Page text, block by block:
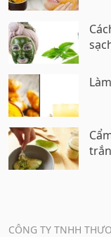
CÔNG TY TNHH